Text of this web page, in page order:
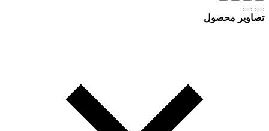
تصاویر محصول